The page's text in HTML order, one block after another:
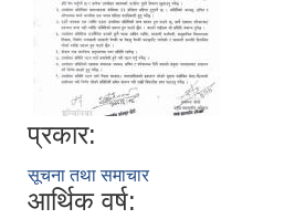
प्रकार:
सूचना तथा समाचार
आर्थिक वर्ष: